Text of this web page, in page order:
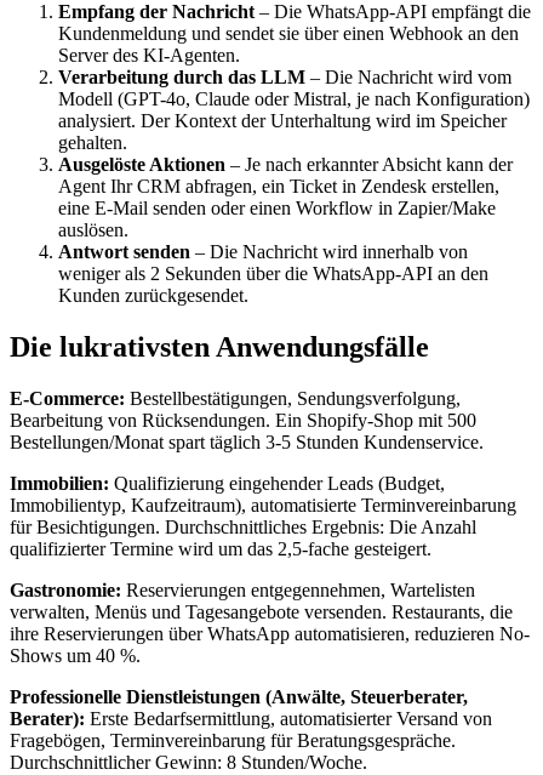
Empfang der Nachricht – Die WhatsApp-API empfängt die
Kundenmeldung und sendet sie über einen Webhook an den
Server des KI-Agenten.
Verarbeitung durch das LLM – Die Nachricht wird vom
Modell (GPT-4o, Claude oder Mistral, je nach Konfiguration)
analysiert. Der Kontext der Unterhaltung wird im Speicher
gehalten.
Ausgelöste Aktionen – Je nach erkannter Absicht kann der
Agent Ihr CRM abfragen, ein Ticket in Zendesk erstellen,
eine E-Mail senden oder einen Workflow in Zapier/Make
auslösen.
Antwort senden – Die Nachricht wird innerhalb von
weniger als 2 Sekunden über die WhatsApp-API an den
Kunden zurückgesendet.
Die lukrativsten Anwendungsfälle
E-Commerce: Bestellbestätigungen, Sendungsverfolgung,
Bearbeitung von Rücksendungen. Ein Shopify-Shop mit 500
Bestellungen/Monat spart täglich 3-5 Stunden Kundenservice.
Immobilien: Qualifizierung eingehender Leads (Budget,
Immobilientyp, Kaufzeitraum), automatisierte Terminvereinbarung
für Besichtigungen. Durchschnittliches Ergebnis: Die Anzahl
qualifizierter Termine wird um das 2,5-fache gesteigert.
Gastronomie: Reservierungen entgegennehmen, Wartelisten
verwalten, Menüs und Tagesangebote versenden. Restaurants, die
ihre Reservierungen über WhatsApp automatisieren, reduzieren No-
Shows um 40 %.
Professionelle Dienstleistungen (Anwälte, Steuerberater,
Berater): Erste Bedarfsermittlung, automatisierter Versand von
Fragebögen, Terminvereinbarung für Beratungsgespräche.
Durchschnittlicher Gewinn: 8 Stunden/Woche.